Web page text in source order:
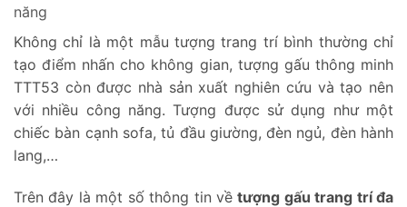
năng
Không chỉ là một mẫu tượng trang trí bình thường chỉ
tạo điểm nhấn cho không gian, tượng gấu thông minh
TTT53 còn được nhà sản xuất nghiên cứu và tạo nên
với nhiều công năng. Tượng được sử dụng như một
chiếc bàn cạnh sofa, tủ đầu giường, đèn ngủ, đèn hành
lang,…
Trên đây là một số thông tin vềtượng gấu trang trí đa